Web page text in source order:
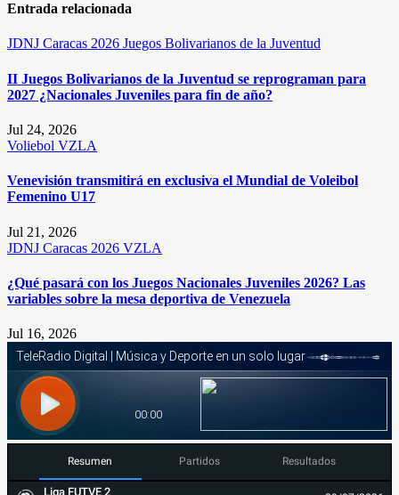
Entrada relacionada
JDNJ Caracas 2026 Juegos Bolivarianos de la Juventud
II Juegos Bolivarianos de la Juventud se reprograman para
2027 ¿Nacionales Juveniles para fin de año?
Jul 24, 2026
Voliebol VZLA
Venevisión transmitirá en exclusiva el Mundial de Voleibol
Femenino U17
Jul 21, 2026
JDNJ Caracas 2026 VZLA
¿Qué pasará con los Juegos Nacionales Juveniles 2026? Las
variables sobre la mesa deportiva de Venezuela
Jul 16, 2026
Resumen Partidos Resultados
Liga FUTVE 2